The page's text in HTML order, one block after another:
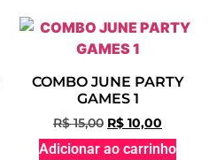
COMBO JUNE PARTY
GAMES 1
R$15,00 R$ 10,00
Adicionar ao carrinho